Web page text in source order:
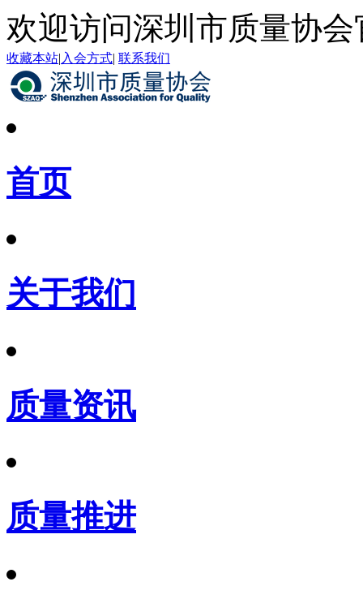
欢迎访问深圳市质量协会
收藏本站| 入会方式| 联系我们
首页
关于我们
质量资讯
质量推进